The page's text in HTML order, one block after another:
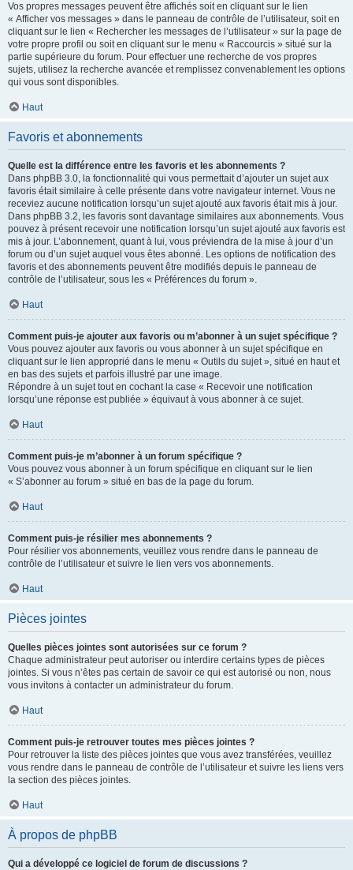
Vos propres messages peuvent être affichés soit en cliquant sur le lien
« Afficher vos messages » dans le panneau de contrôle de l’utilisateur, soit en
cliquant sur le lien « Rechercher les messages de l’utilisateur » sur la page de
votre propre profil ou soit en cliquant sur le menu « Raccourcis » situé sur la
partie supérieure du forum. Pour effectuer une recherche de vos propres
sujets, utilisez la recherche avancée et remplissez convenablement les options
qui vous sont disponibles.
Haut
Favoris et abonnements
Quelle est la différence entre les favoris et les abonnements ?
Dans phpBB 3.0, la fonctionnalité qui vous permettait d’ajouter un sujet aux
favoris était similaire à celle présente dans votre navigateur internet. Vous ne
receviez aucune notification lorsqu’un sujet ajouté aux favoris était mis à jour.
Dans phpBB 3.2, les favoris sont davantage similaires aux abonnements. Vous
pouvez à présent recevoir une notification lorsqu’un sujet ajouté aux favoris est
mis à jour. L’abonnement, quant à lui, vous préviendra de la mise à jour d’un
forum ou d’un sujet auquel vous êtes abonné. Les options de notification des
favoris et des abonnements peuvent être modifiés depuis le panneau de
contrôle de l’utilisateur, sous les « Préférences du forum ».
Haut
Comment puis-je ajouter aux favoris ou m’abonner à un sujet spécifique ?
Vous pouvez ajouter aux favoris ou vous abonner à un sujet spécifique en
cliquant sur le lien approprié dans le menu « Outils du sujet », situé en haut et
en bas des sujets et parfois illustré par une image.
Répondre à un sujet tout en cochant la case « Recevoir une notification
lorsqu’une réponse est publiée » équivaut à vous abonner à ce sujet.
Haut
Comment puis-je m’abonner à un forum spécifique ?
Vous pouvez vous abonner à un forum spécifique en cliquant sur le lien
« S’abonner au forum » situé en bas de la page du forum.
Haut
Comment puis-je résilier mes abonnements ?
Pour résilier vos abonnements, veuillez vous rendre dans le panneau de
contrôle de l’utilisateur et suivre le lien vers vos abonnements.
Haut
Pièces jointes
Quelles pièces jointes sont autorisées sur ce forum ?
Chaque administrateur peut autoriser ou interdire certains types de pièces
jointes. Si vous n’êtes pas certain de savoir ce qui est autorisé ou non, nous
vous invitons à contacter un administrateur du forum.
Haut
Comment puis-je retrouver toutes mes pièces jointes ?
Pour retrouver la liste des pièces jointes que vous avez transférées, veuillez
vous rendre dans le panneau de contrôle de l’utilisateur et suivre les liens vers
la section des pièces jointes.
Haut
À propos de phpBB
Qui a développé ce logiciel de forum de discussions ?